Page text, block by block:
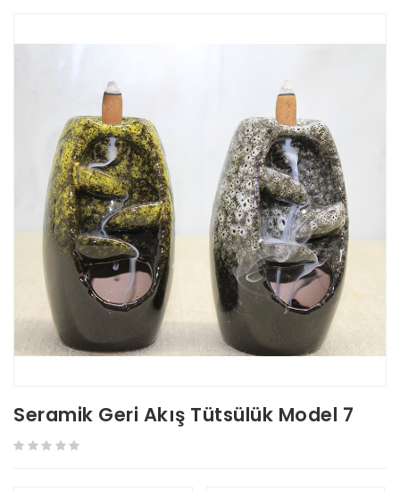
Seramik Geri Akış Tütsülük Model 7